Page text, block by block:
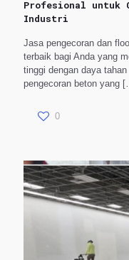
Profesional untuk
Industri
Jasa pengecoran dan
terbaik bagi Anda yang
tinggi dengan daya
pengecoran beton yang
0